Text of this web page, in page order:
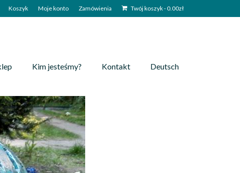
Koszyk Moje konto Zamówienia Twój koszyk-0.00zł
Kim jesteśmy? Kontakt Deutsch